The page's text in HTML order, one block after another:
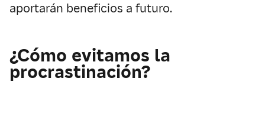
aportarán beneficios a futuro.
¿Cómo evitamos la
procrastinación?